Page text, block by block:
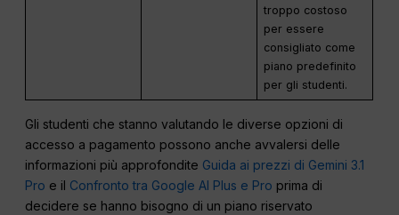
troppo costoso
per essere
consigliato come
piano predefinito
per gli studenti.
Gli studenti che stanno valutando le diverse opzioni di
accesso a pagamento possono anche avvalersi delle
informazioni più approfondite Guida ai prezzi di Gemini 3.1
Pro e il Confronto tra Google AI Plus e Pro prima di
decidere se hanno bisogno di un piano riservato